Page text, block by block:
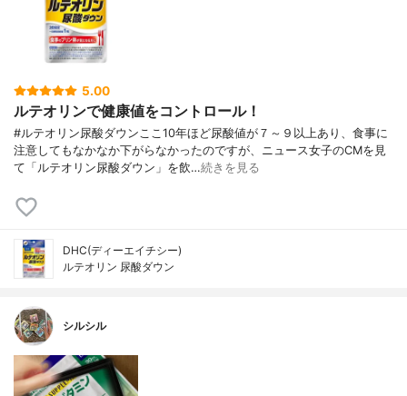
5.00
ルテオリンで健康値をコントロール！
#ルテオリン尿酸ダウンここ10年ほど尿酸値が７～９以上あり、食事に
注意してもなかなか下がらなかったのですが、ニュース女子のCMを見
て「ルテオリン尿酸ダウン」を飲…続きを見る
DHC(ディーエイチシー)
ルテオリン 尿酸ダウン
シルシル